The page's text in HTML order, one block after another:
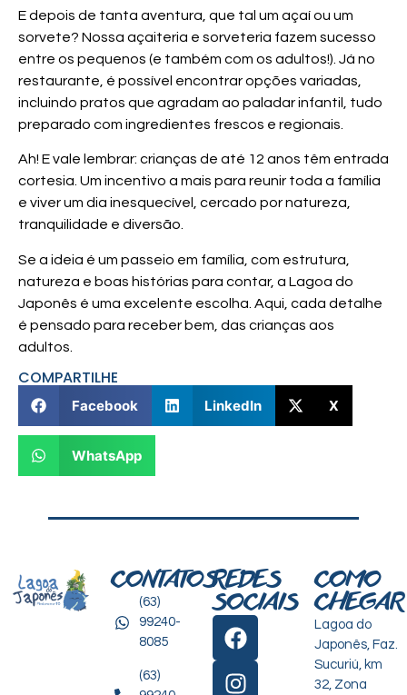
E depois de tanta aventura, que tal um açaí ou um
sorvete? Nossa açaiteria e sorveteria fazem sucesso
entre os pequenos (e também com os adultos!). Já no
restaurante, é possível encontrar opções variadas,
incluindo pratos que agradam ao paladar infantil, tudo
preparado com ingredientes frescos e regionais.
Ah! E vale lembrar: crianças de até 12 anos têm entrada
cortesia. Um incentivo a mais para reunir toda a família
e viver um dia inesquecível, cercado por natureza,
tranquilidade e diversão.
Se a ideia é um passeio em família, com estrutura,
natureza e boas histórias para contar, a Lagoa do
Japonês é uma excelente escolha. Aqui, cada detalhe
é pensado para receber bem, das crianças aos
adultos.
COMPARTILHE
Facebook LinkedIn X
WhatsApp
CONTATOS
(63)
99240-
8085
(63)
REDES
SOCIAIS
COMO
CHEGAR
Lagoa do
Japonês, Faz.
Sucuriú, km
32, Zona